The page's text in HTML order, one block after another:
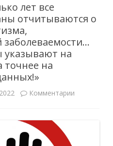
лет все
отчитываются о
на
точнее на
Комментарии